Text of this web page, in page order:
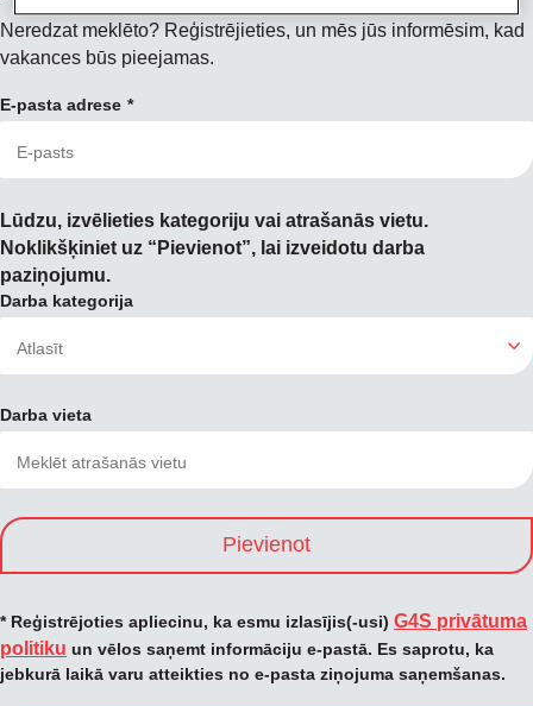
Neredzat meklēto? Reģistrējieties, un mēs jūs informēsim, kad
vakances būs pieejamas.
E-pasta adrese
Lūdzu, izvēlieties kategoriju vai atrašanās vietu.
Noklikšķiniet uz “Pievienot”, lai izveidotu darba
paziņojumu.
Darba kategorija
Darba vieta
Pievienot
* Reģistrējoties apliecinu, ka esmu izlasījis(-usi) G4S privātuma
politiku un vēlos saņemt informāciju e-pastā. Es saprotu, ka
jebkurā laikā varu atteikties no e-pasta ziņojuma saņemšanas.